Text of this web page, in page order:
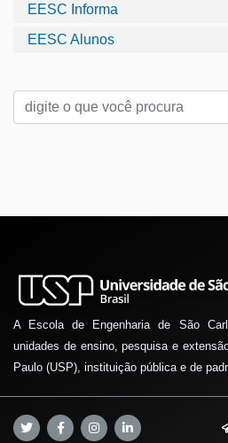
EESC Informa
EESC Alunos
A Escola de Engenharia de São
unidades de ensino, pesquisa e
Paulo (USP), instituição pública e de